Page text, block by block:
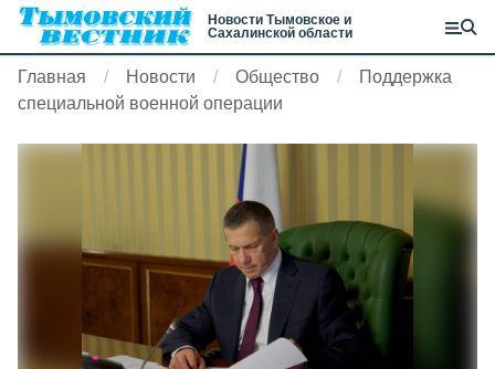
Новости Тымовское и
Сахалинской области
Главная Новости Общество
Поддержка
специальной военной операции